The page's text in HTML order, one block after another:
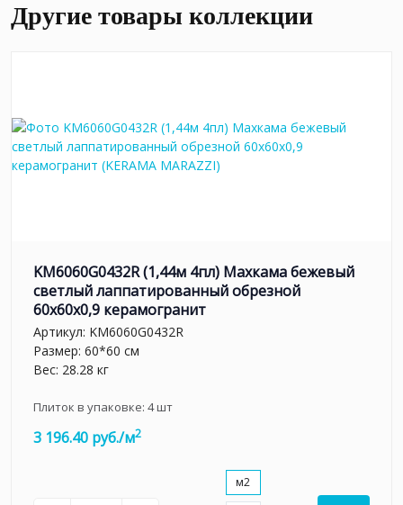
Другие товары коллекции
KM6060G0432R (1,44м 4пл) Махкама бежевый
светлый лаппатированный обрезной
60x60x0,9 керамогранит
Артикул: KM6060G0432R
Размер: 60*60 см
Вес: 28.28 кг
Плиток в упаковке: 4шт
3 196.40 руб./м2
м2